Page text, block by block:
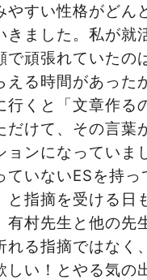
やすい性格がどん
きました。私が就
で頑張れていたの
える時間があった
行くと「文章作る
だけて、その言葉
ョンになっていま
ていないESを持っ
と指摘を受ける日
有村先生と他の先
れる指摘ではなく
しい！とやる気の